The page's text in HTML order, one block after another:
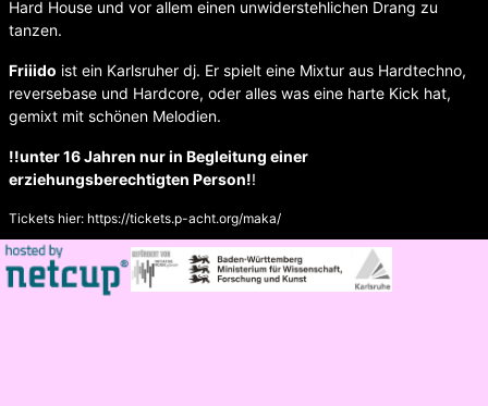
Hard House und vor allem einen unwiderstehlichen Drang zu
tanzen.
Friiido ist ein Karlsruher dj. Er spielt eine Mixtur aus Hardtechno,
reversebase und Hardcore, oder alles was eine harte Kick hat,
gemixt mit schönen Melodien.
!!unter 16 Jahren nur in Begleitung einer
erziehungsberechtigten Person!!
Tickets hier: https://tickets.p-acht.org/maka/